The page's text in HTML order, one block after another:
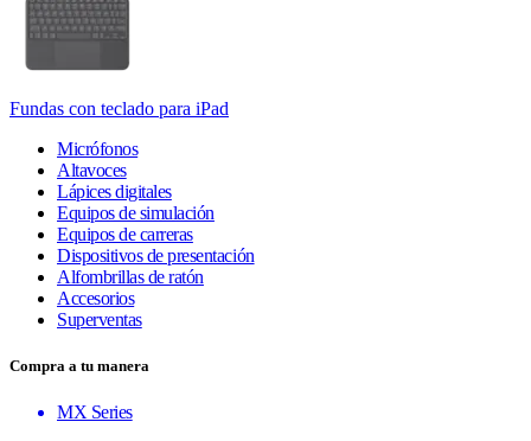
Fundas con teclado para iPad
Micrófonos
Altavoces
Lápices digitales
Equipos de simulación
Equipos de carreras
Dispositivos de presentación
Alfombrillas de ratón
Accesorios
Superventas
Compra a tu manera
MX Series